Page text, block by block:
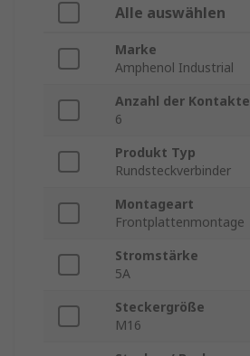
Alle auswählen
Marke
Amphenol Industrial
Anzahl der Kontakte
6
Produkt Typ
Rundsteckverbinder
Montageart
Frontplattenmontage
Stromstärke
5A
Steckergröße
M16